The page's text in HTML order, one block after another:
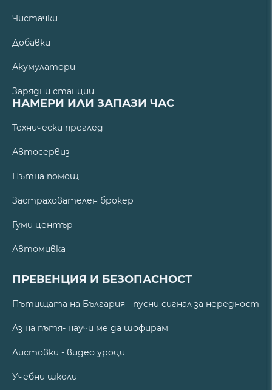
Чистачки
Добавки
Акумулатори
Зарядни станции
НАМЕРИ ИЛИ ЗАПАЗИ ЧАС
Технически преглед
Автосервиз
Пътна помощ
Застрахователен брокер
Гуми център
Автомивка
ПРЕВЕНЦИЯ И БЕЗОПАСНОСТ
Пътищата на България - пусни сигнал за нередност
Аз на пътя- научи ме да шофирам
Листовки - видео уроци
Учебни школи